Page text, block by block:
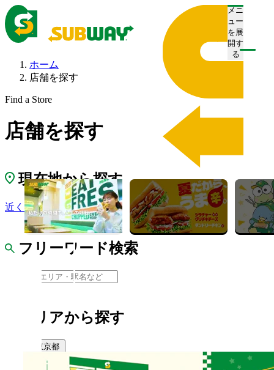
メニ
ュー
を展
開す
る
ホーム
店舗を探す
Find a Store
店舗を探す
現在地から探す
近くの店舗を探す
フリーワード検索
エリアから探す
東京都